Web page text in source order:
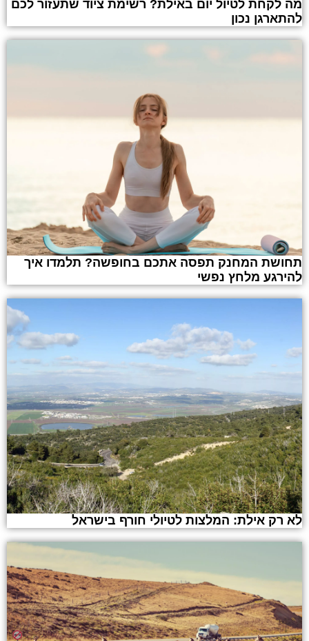
מה לקחת לטיול יום באילת? רשימת ציוד שתעזור לכם
להתארגן נכון
תחושת המחנק תפסה אתכם בחופשה? תלמדו איך
להירגע מלחץ נפשי
לא רק אילת: המלצות לטיולי חורף בישראל